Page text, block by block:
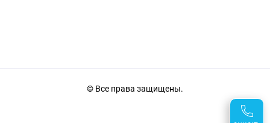
© Все права защищены.